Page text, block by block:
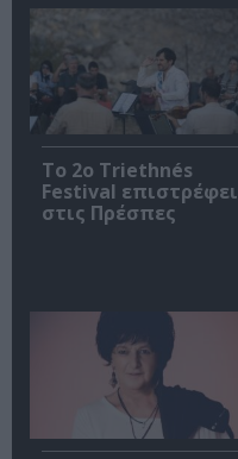
Το 2ο Triethnés
Festival επιστρέφει
στις Πρέσπες